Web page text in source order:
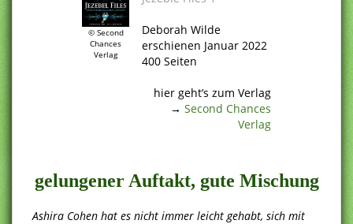
© Second
Chances
Verlag
Deborah Wilde
erschienen Januar 2022
400 Seiten
hier geht’s zum Verlag
→ Second Chances
Verlag
gelungener Auftakt, gute Mischung
Ashira Cohen hat es nicht immer leicht gehabt, sich mit